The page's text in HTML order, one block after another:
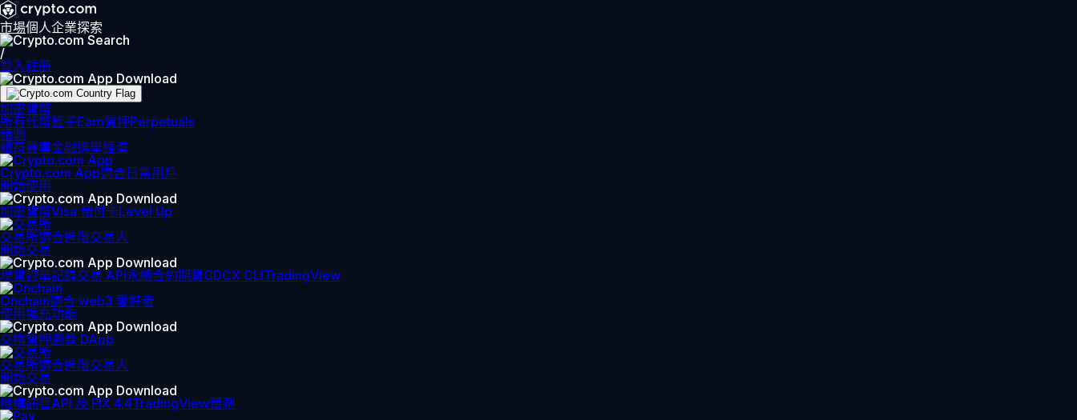
市場個人企業探索
/
登入註冊
加密貨幣
所有代幣籃子Earn質押Perpetuals
預測
體育賽事金融選舉經濟
Crypto.com App適合日常用戶
開始使用
加密貨幣Visa 預付卡Level Up
交易所適合進階交易人
開始交易
現貨訂單記錄交易 API永續合約期貨CDCX CLITradingView
Onchain適合 web3 愛好者
使用擴充功能
交換質押瀏覽 DApp
交易所適合進階交易人
開始交易
機構託管API 及 FIX 4.4TradingView預測